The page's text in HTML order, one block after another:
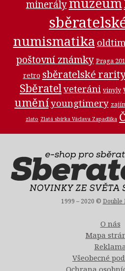
minerály
numismatika
poštovní známky Praga
retro sběratelské
Sběratelveteráni vinyly
uměníyoungtimery
zlato Zlatá sbírka Václava Zapadlíka
1999 – 2020 © Double
O nás
Mapa
Všeobecné
Ochrana